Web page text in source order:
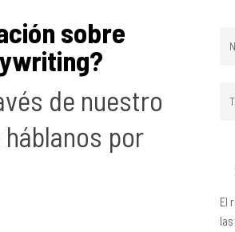
sobre
de nuestro
por
El